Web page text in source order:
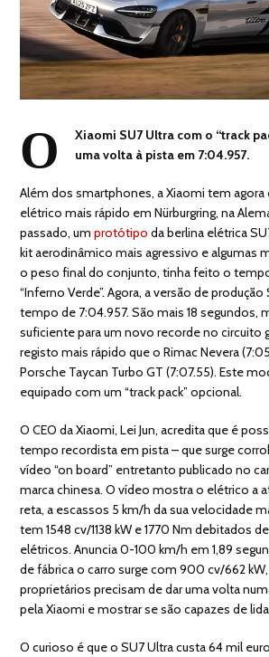
O
Xiaomi SU7 Ultra com o “track
uma volta à pista em 7:04.957.
Além dos smartphones, a Xiaomi tem agora
elétrico mais rápido em Nürburgring, na
passado, umprotótipo da berlina elétrica
kit aerodinâmico mais agressivo e algumas
o peso final do conjunto, tinha feito o
“Inferno Verde”. Agora, a versão de
tempo de 7:04.957. São mais 18 segundos,
suficiente para um novo recorde no circuito
registo mais rápido que o Rimac Nevera
Porsche Taycan Turbo GT (7:07.55). Este
equipado com um “track pack” opcional.
O CEO da Xiaomi, Lei Jun, acredita que é
tempo recordista em pista – que surge
vídeo “on board” entretanto publicado no
marca chinesa. O vídeo mostra o elétrico a
reta, a escassos 5 km/h da sua velocidade
tem 1548 cv/1138 kW e 1770 Nm debitados
elétricos. Anuncia 0-100 km/h em 1,89
de fábrica o carro surge com 900 cv/662
proprietários precisam de dar uma volta
pela Xiaomi e mostrar se são capazes de
O curioso é que o SU7 Ultra custa 64 mil